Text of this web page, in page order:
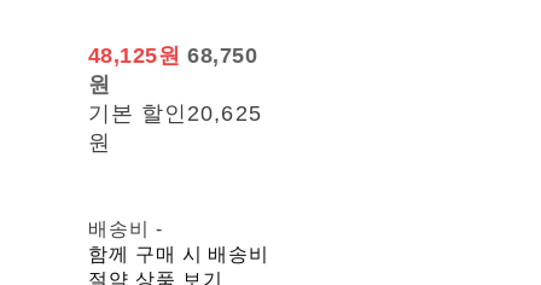
48,125원68,750
원
기본 할인 20,625
원
배송비 -
함께 구매 시 배송비
절약 상품 보기